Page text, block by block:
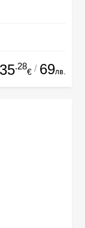
35.28
€ / 69лв.